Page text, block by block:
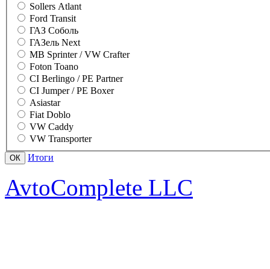
Sollers Atlant
Ford Transit
ГАЗ Соболь
ГАЗель Next
MB Sprinter / VW Crafter
Foton Toano
CI Berlingo / PE Partner
CI Jumper / PE Boxer
Asiastar
Fiat Doblo
VW Caddy
VW Transporter
Итоги
AvtoComplete LLC